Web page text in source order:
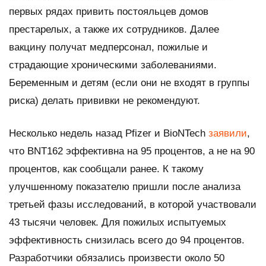
первых рядах привить постояльцев домов
престарелых, а также их сотрудников. Далее
вакцину получат медперсонал, пожилые и
страдающие хроническими заболеваниями.
Беременным и детям (если они не входят в группы
риска) делать прививки не рекомендуют.
Несколько недель назад Pfizer и BioNTech заявили,
что BNT162 эффективна на 95 процентов, а не на 90
процентов, как сообщали ранее. К такому
улучшенному показателю пришли после анализа
третьей фазы исследований, в которой участвовали
43 тысячи человек. Для пожилых испытуемых
эффективность снизилась всего до 94 процентов.
Разработчики обязались произвести около 50